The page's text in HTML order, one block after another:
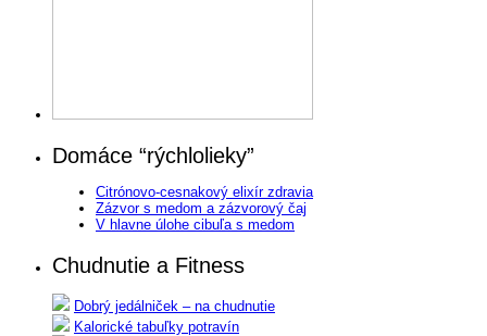
Domáce “rýchlolieky”
Citrónovo-cesnakový elixír zdravia
Zázvor s medom a zázvorový čaj
V hlavne úlohe cibuľa s medom
Chudnutie a Fitness
Dobrý jedálniček – na chudnutie
Kalorické tabuľky potravín